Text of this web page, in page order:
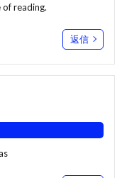
reading.
返信